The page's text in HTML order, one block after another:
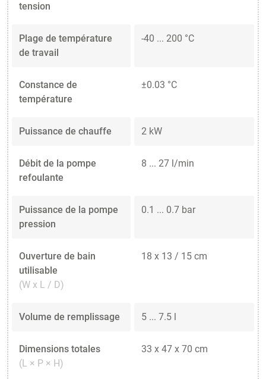
tension
Plage de température
de travail
-40 ... 200 °C
Constance de
température
±0.03 °C
Puissance de chauffe 2 kW
Débit de la pompe
refoulante
8 ... 27 l/min
Puissance de la pompe
pression
0.1 ... 0.7 bar
Ouverture de bain
utilisable
(W x L / D)
18 x 13 / 15 cm
Volume de remplissage 5 ... 7.5 l
Dimensions totales
(L × P × H)
33 x 47 x 70 cm